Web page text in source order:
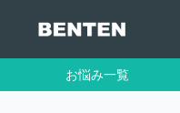
お悩み一覧